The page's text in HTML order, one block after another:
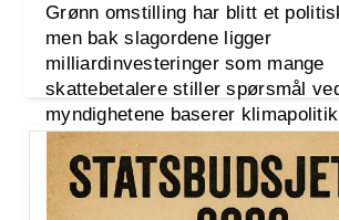
Grønn omstilling har blitt et
men bak slagordene ligger
milliardinvesteringer som mange
skattebetalere stiller spørsmål
myndighetene baserer
worst-case-scenarioer og
svekkes tilliten – og behovet for
faktabasert debatt blir desto